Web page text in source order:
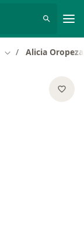
Cambiar de ciudad
Alicia Oropeza